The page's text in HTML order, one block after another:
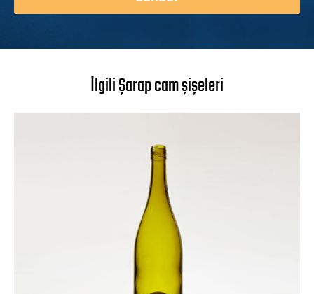
İlgili Şarap cam şişeleri